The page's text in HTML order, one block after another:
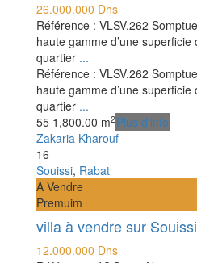
26.000.000 Dhs
Référence : VLSV.262
haute gamme d’une superficie
quartier ...
Référence : VLSV.262
haute gamme d’une superficie
quartier ...
55 1,800.00 m2Plus d'info
Zakaria Kharouf
16
Souissi, Rabat
A Vendre
Premuim
villa à vendre sur Souissi
12.000.000 Dhs